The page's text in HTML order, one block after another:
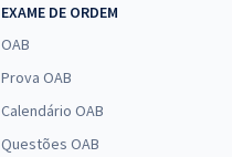
EXAME DE ORDEM
OAB
Prova OAB
Calendário OAB
Questões OAB